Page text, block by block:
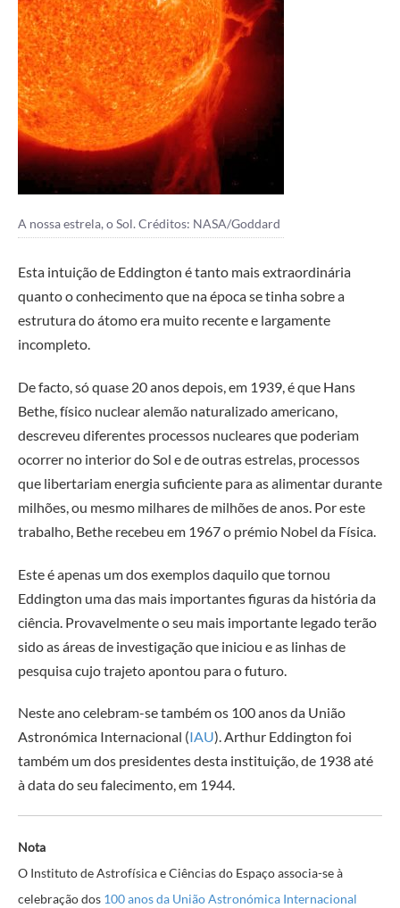
A nossa estrela, o Sol. Créditos: NASA/Goddard
Esta intuição de Eddington é tanto mais extraordinária
quanto o conhecimento que na época se tinha sobre a
estrutura do átomo era muito recente e largamente
incompleto.
De facto, só quase 20 anos depois, em 1939, é que Hans
Bethe, físico nuclear alemão naturalizado americano,
descreveu diferentes processos nucleares que poderiam
ocorrer no interior do Sol e de outras estrelas, processos
que libertariam energia suficiente para as alimentar durante
milhões, ou mesmo milhares de milhões de anos. Por este
trabalho, Bethe recebeu em 1967 o prémio Nobel da Física.
Este é apenas um dos exemplos daquilo que tornou
Eddington uma das mais importantes figuras da história da
ciência. Provavelmente o seu mais importante legado terão
sido as áreas de investigação que iniciou e as linhas de
pesquisa cujo trajeto apontou para o futuro.
Neste ano celebram-se também os 100 anos da União
Astronómica Internacional (IAU). Arthur Eddington foi
também um dos presidentes desta instituição, de 1938 até
à data do seu falecimento, em 1944.
Nota
O Instituto de Astrofísica e Ciências do Espaço associa-se à
celebração dos 100 anos da União Astronómica Internacional